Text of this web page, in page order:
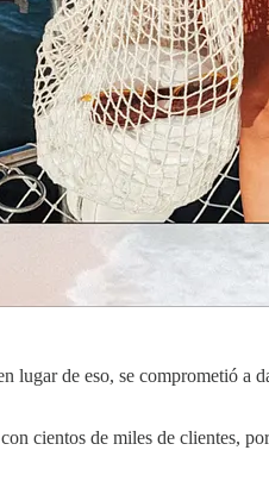
lugar de eso, se comprometió a
cientos de miles de clientes,